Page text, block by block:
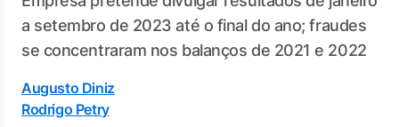
a setembro de 2023 até o final do ano; fraudes
se concentraram nos balanços de 2021 e 2022
Augusto Diniz
Rodrigo Petry